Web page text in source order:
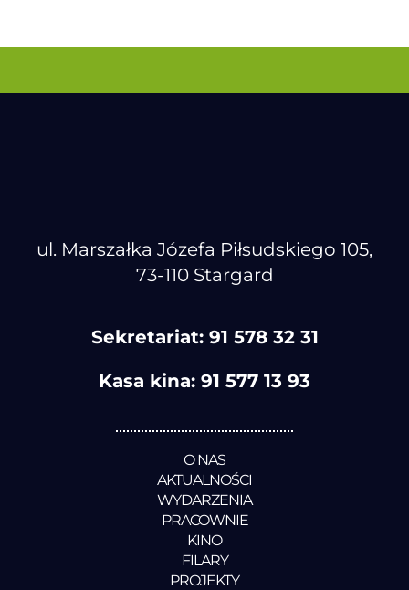
ul. Marszałka Józefa Piłsudskiego 105,
73-110 Stargard
Sekretariat: 91 578 32 31
Kasa kina: 91 577 13 93
O NAS
AKTUALNOŚCI
WYDARZENIA
PRACOWNIE
KINO
FILARY
PROJEKTY